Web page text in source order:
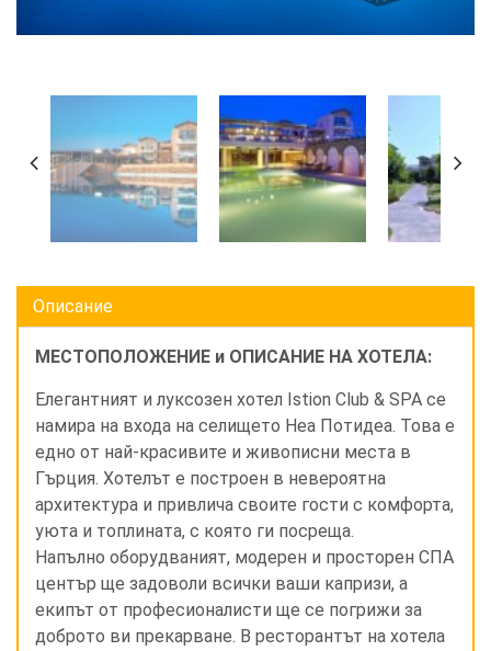
Описание
МЕСТОПОЛОЖЕНИЕ и ОПИСАНИЕ НА ХОТЕЛА:
Елегантният и луксозен хотел Istion Club & SPA се
намира на входа на селището Неа Потидеа. Това е
едно от най-красивите и живописни места в
Гърция. Хотелът е построен в невероятна
архитектура и привлича своите гости с комфорта,
уюта и топлината, с която ги посреща.
Напълно оборудваният, модерен и просторен СПА
център ще задоволи всички ваши капризи, а
екипът от професионалисти ще се погрижи за
доброто ви прекарване. В ресторантът на хотела